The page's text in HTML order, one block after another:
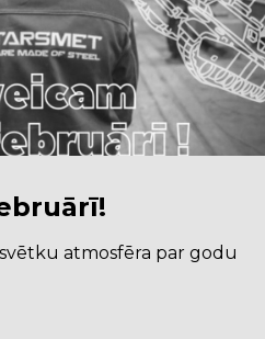
atmosfēra par godu